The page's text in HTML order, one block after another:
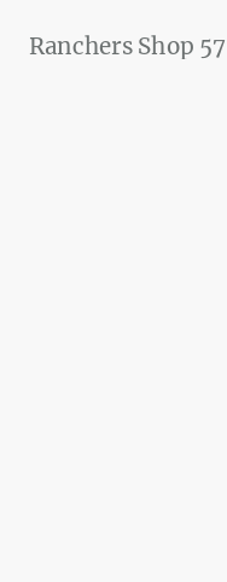
Ranchers Shop 57